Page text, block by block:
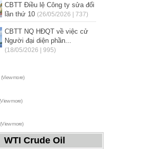
CBTT Điều lệ Công ty sửa đổi
lần thứ 10 (26/05/2026 | 737)
CBTT NQ HĐQT về việc cử
Người đại diện phần...
(18/05/2026 | 995)
(View more)
more)
(View more)
WTI Crude Oil